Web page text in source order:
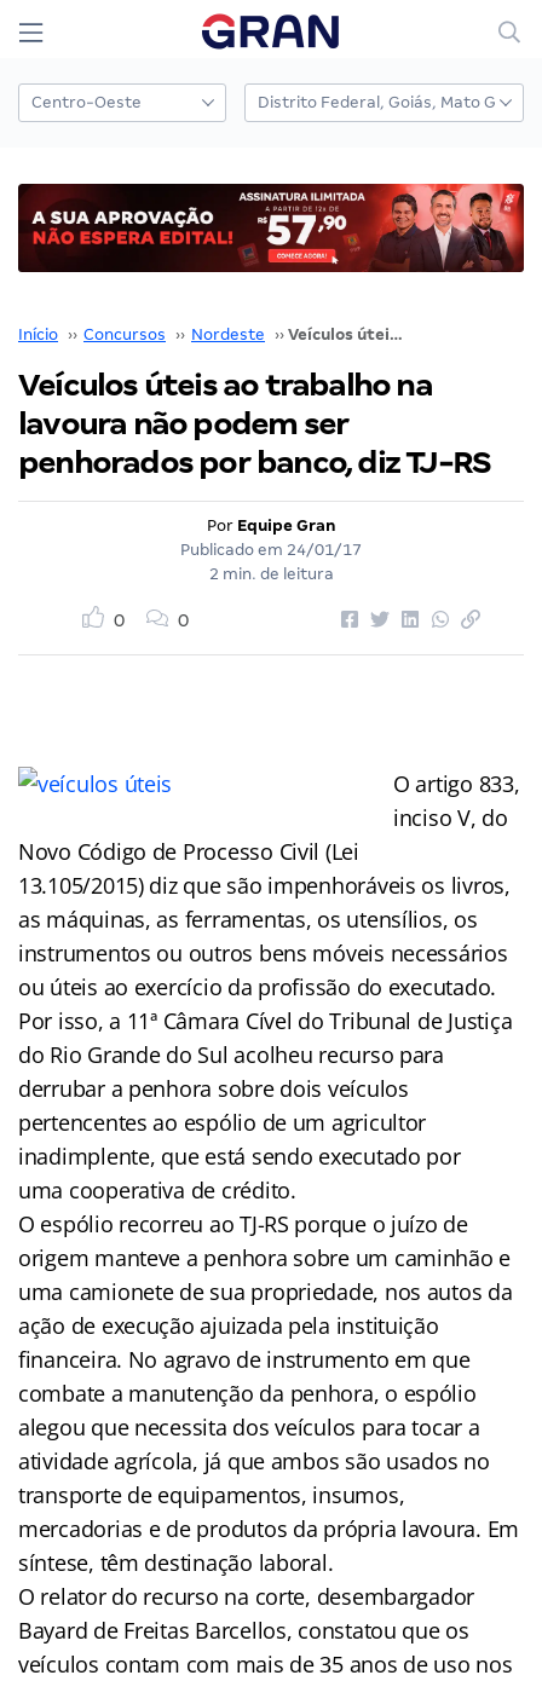
Início ›› Concursos ›› Nordeste ›› Veículos úteis ao trabalho na lavoura não podem ser penhorados por banco, diz TJ-RS
Veículos úteis ao trabalho na
lavoura não podem ser
penhorados por banco, diz TJ-RS
Por Equipe Gran
Publicado em 24/01/17
2 min. de leitura
0 0
O artigo 833,
inciso V, do
Novo Código de Processo Civil (Lei
13.105/2015) diz que são impenhoráveis os livros,
as máquinas, as ferramentas, os utensílios, os
instrumentos ou outros bens móveis necessários
ou úteis ao exercício da profissão do executado.
Por isso, a 11ª Câmara Cível do Tribunal de Justiça
do Rio Grande do Sul acolheu recurso para
derrubar a penhora sobre dois veículos
pertencentes ao espólio de um agricultor
inadimplente, que está sendo executado por
uma cooperativa de crédito.
O espólio recorreu ao TJ-RS porque o juízo de
origem manteve a penhora sobre um caminhão e
uma camionete de sua propriedade, nos autos da
ação de execução ajuizada pela instituição
financeira. No agravo de instrumento em que
combate a manutenção da penhora, o espólio
alegou que necessita dos veículos para tocar a
atividade agrícola, já que ambos são usados no
transporte de equipamentos, insumos,
mercadorias e de produtos da própria lavoura. Em
síntese, têm destinação laboral.
O relator do recurso na corte, desembargador
Bayard de Freitas Barcellos, constatou que os
veículos contam com mais de 35 anos de uso nos